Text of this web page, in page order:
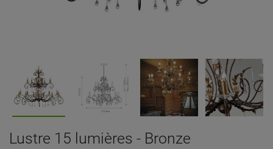
Lustre 15 lumières - Bronze